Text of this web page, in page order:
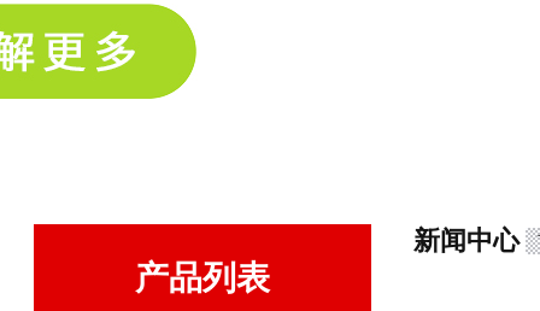
产品列表
新闻中心